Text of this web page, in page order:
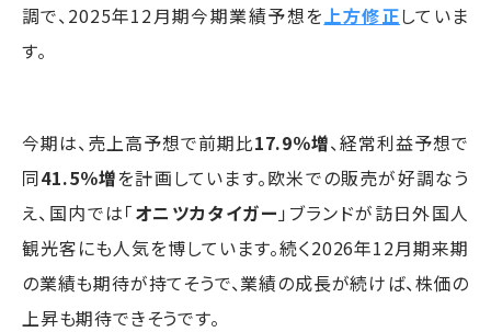
調で、2025年12月期今期業績予想を上方修正していま
す。
今期は、売上高予想で前期比17.9％増、経常利益予想で
同41.5％増を計画しています。欧米での販売が好調なう
え、国内では「オニツカタイガー 」ブランドが訪日外国人
観光客にも人気を博しています。続く2026年12月期来期
の業績も期待が持てそうで、業績の成長が続けば、株価の
上昇も期待できそうです。